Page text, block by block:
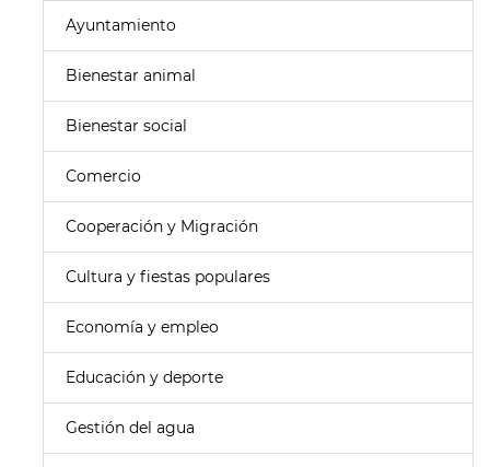
Ayuntamiento
Bienestar animal
Bienestar social
Comercio
Cooperación y Migración
Cultura y fiestas populares
Economía y empleo
Educación y deporte
Gestión del agua